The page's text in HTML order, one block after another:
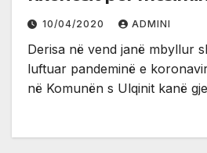
Ulqin
10/04/2020 ADMINI
Derisa në vend janë mbyllur
luftuar pandeminë e
në Komunën s Ulqinit kanë